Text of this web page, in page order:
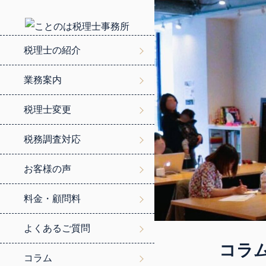
税理士の紹介
業務案内
税理士変更
税務調査対応
お客様の声
料金・顧問料
よくあるご質問
コラム コ ラ